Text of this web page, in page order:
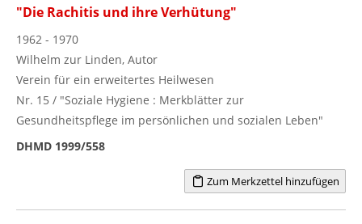
"Die Rachitis und ihre Verhütung"
1962 - 1970
Wilhelm zur Linden, Autor
Verein für ein erweitertes Heilwesen
Nr. 15 / "Soziale Hygiene : Merkblätter zur
Gesundheitspflege im persönlichen und sozialen Leben"
DHMD 1999/558
Zum Merkzettel hinzufügen